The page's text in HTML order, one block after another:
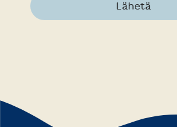
Lähetä